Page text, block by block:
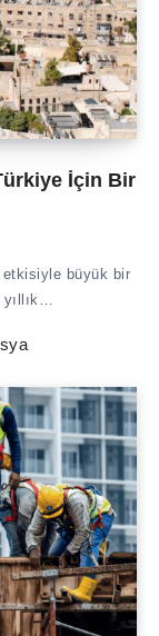
İçin Bir
etkisiyle büyük bir
yıllık…